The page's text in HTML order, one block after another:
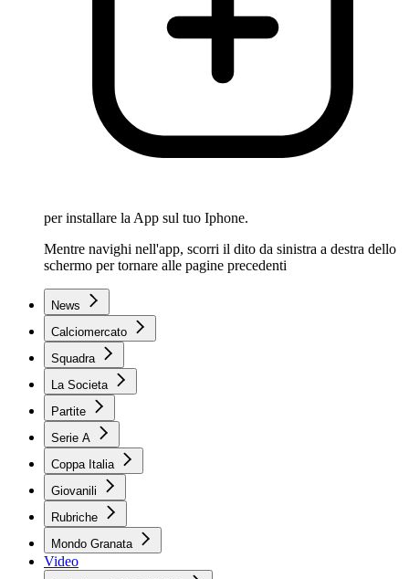
per installare la App sul tuo Iphone.
Mentre navighi nell'app, scorri il dito da sinistra a destra dello
schermo per tornare alle pagine precedenti
News
Calciomercato
Squadra
La Societa
Partite
Serie A
Coppa Italia
Giovanili
Rubriche
Mondo Granata
Video